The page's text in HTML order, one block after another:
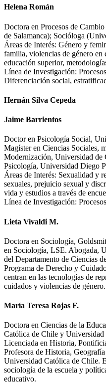
Helena Román
Doctora en Procesos de
de Salamanca); Socióloga
Áreas de Interés: Género y
familia, violencias de género en
educación superior,
Línea de Investigación:
Diferenciación social,
Hernán Silva Cepeda
Jaime Barrientos
Doctor en Psicología Social,
Magíster en Ciencias Sociales,
Modernización, Universidad
Psicología, Universidad Diego
Áreas de Interés: Sexualidad y
sexuales, prejuicio sexual y
vida y estudios a través de
Línea de Investigación:
Lieta Vivaldi M.
Doctora en Sociología,
en Sociología, LSE. Abogada,
del Departamento de Ciencias
Programa de Derecho y
centran en las tecnologías de
cuidados y violencias de género.
María Teresa Rojas F.
Doctora en Ciencias de la
Católica de Chile y Universidad
Licenciada en Historia,
Profesora de Historia,
Universidad Católica de Chile.
sociología de la escuela y
educativo.